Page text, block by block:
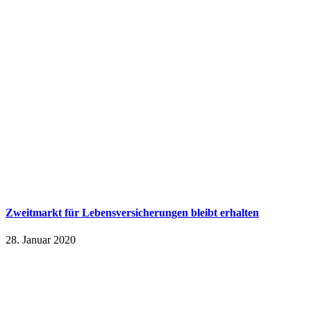
Zweitmarkt für Lebensversicherungen bleibt erhalten
28. Januar 2020